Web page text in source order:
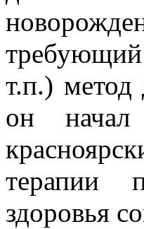
т.п.) метод
он
терапии
здоровья